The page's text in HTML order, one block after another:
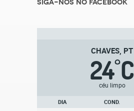
Siga-nos no Facebook
CHAVES, PT
24°C
céu limpo
DIA COND.